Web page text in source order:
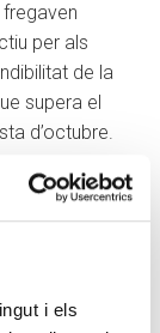
i els
per als
de la
supera el
d’octubre.
sent
Si bé
inversors